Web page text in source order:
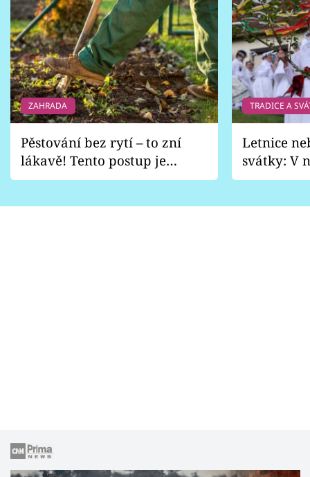
ZAHRADA
Pěstování bez rytí – to zní
lákavě! Tento postup je
vhodný jen pro některé
TRADICE A
Letnice
svátky: V
pondělí